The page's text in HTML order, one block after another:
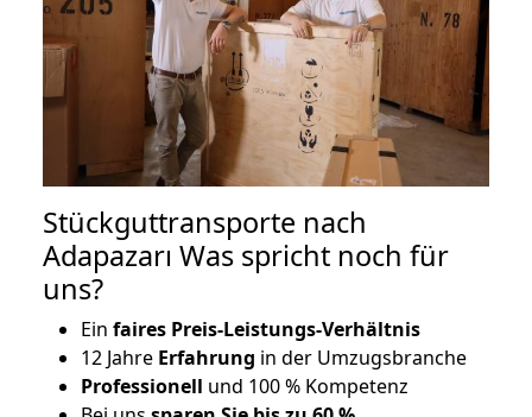
Stückguttransporte nach
Adapazarı Was spricht noch für
uns?
Ein faires Preis-Leistungs-Verhältnis
12 Jahre Erfahrung in der Umzugsbranche
Professionell und 100 % Kompetenz